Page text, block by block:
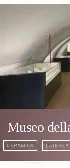
Museo
CERAMICA LATERZA